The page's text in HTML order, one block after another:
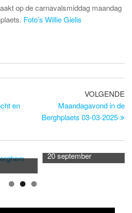
op de carnavalsmiddag maandag
Foto’s Willie Gielis
en
VOLGENDE
Maandagavond in de
Berghplaets 03-03-2025
20 september